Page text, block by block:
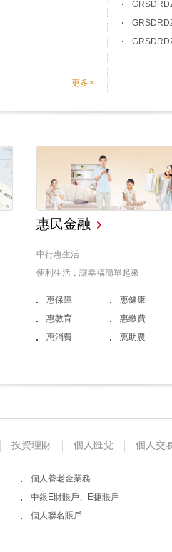
更多>
惠民金融
中行惠生活
便利生活，讓幸福簡單起來
惠保障
惠健康
惠教育
惠繳費
惠消費
惠助農
投資理財 個人匯兌 個人交
個人養老金業務
中銀E財賬戶、E捷賬戶
個人聯名賬戶